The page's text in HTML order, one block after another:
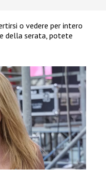
o vedere per intero
della serata, potete